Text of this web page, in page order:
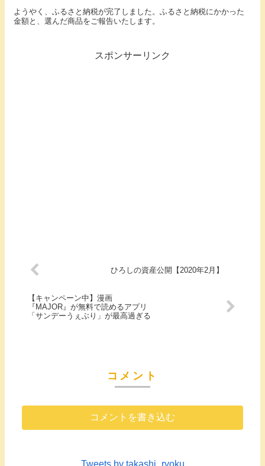
ようやく、ふるさと納税が完了しました。ふるさと納税にかかった
金額と、選んだ商品をご報告いたします。
スポンサーリンク
ひろしの資産公開【2020年2月】
【キャンペーン中】漫画
『MAJOR』が無料で読めるアプリ
「サンデーうぇぶり」が最高過ぎる
コメント
コメントを書き込む